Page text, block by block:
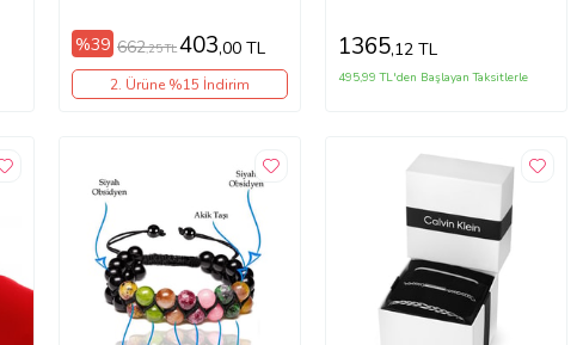
%39 662,25 TL403,00 TL
2. Ürüne %15 İndirim
1365,12 TL
495,99 TL'den Başlayan Taksitlerle